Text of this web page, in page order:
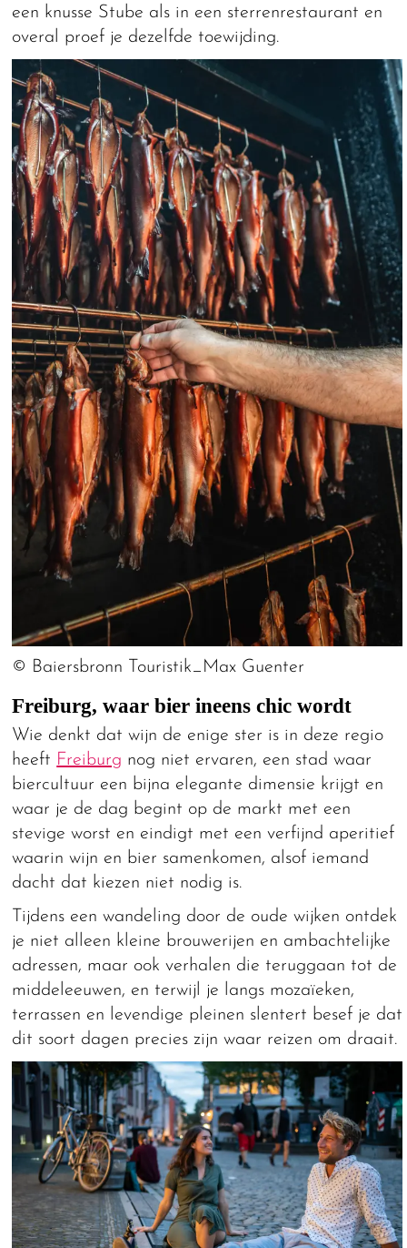
een knusse Stube als in een sterrenrestaurant en
overal proef je dezelfde toewijding.
© Baiersbronn Touristik_Max Guenter
Freiburg, waar bier ineens chic wordt
Wie denkt dat wijn de enige ster is in deze regio
heeft Freiburg nog niet ervaren, een stad waar
biercultuur een bijna elegante dimensie krijgt en
waar je de dag begint op de markt met een
stevige worst en eindigt met een verfijnd aperitief
waarin wijn en bier samenkomen, alsof iemand
dacht dat kiezen niet nodig is.
Tijdens een wandeling door de oude wijken ontdek
je niet alleen kleine brouwerijen en ambachtelijke
adressen, maar ook verhalen die teruggaan tot de
middeleeuwen, en terwijl je langs mozaïeken,
terrassen en levendige pleinen slentert besef je dat
dit soort dagen precies zijn waar reizen om draait.